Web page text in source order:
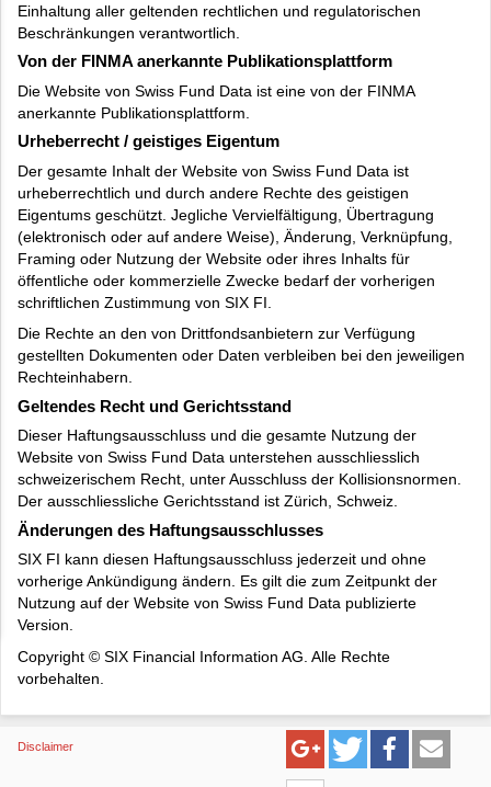
Einhaltung aller geltenden rechtlichen und regulatorischen
Beschränkungen verantwortlich.
Von der FINMA anerkannte Publikationsplattform
Die Website von Swiss Fund Data ist eine von der FINMA
anerkannte Publikationsplattform.
Urheberrecht / geistiges Eigentum
Der gesamte Inhalt der Website von Swiss Fund Data ist
urheberrechtlich und durch andere Rechte des geistigen
Eigentums geschützt. Jegliche Vervielfältigung, Übertragung
(elektronisch oder auf andere Weise), Änderung, Verknüpfung,
Framing oder Nutzung der Website oder ihres Inhalts für
öffentliche oder kommerzielle Zwecke bedarf der vorherigen
schriftlichen Zustimmung von SIX FI.
Die Rechte an den von Drittfondsanbietern zur Verfügung
gestellten Dokumenten oder Daten verbleiben bei den jeweiligen
Rechteinhabern.
Geltendes Recht und Gerichtsstand
Dieser Haftungsausschluss und die gesamte Nutzung der
Website von Swiss Fund Data unterstehen ausschliesslich
schweizerischem Recht, unter Ausschluss der Kollisionsnormen.
Der ausschliessliche Gerichtsstand ist Zürich, Schweiz.
Änderungen des Haftungsausschlusses
SIX FI kann diesen Haftungsausschluss jederzeit und ohne
vorherige Ankündigung ändern. Es gilt die zum Zeitpunkt der
Nutzung auf der Website von Swiss Fund Data publizierte
Version.
Copyright © SIX Financial Information AG. Alle Rechte
vorbehalten.
Disclaimer